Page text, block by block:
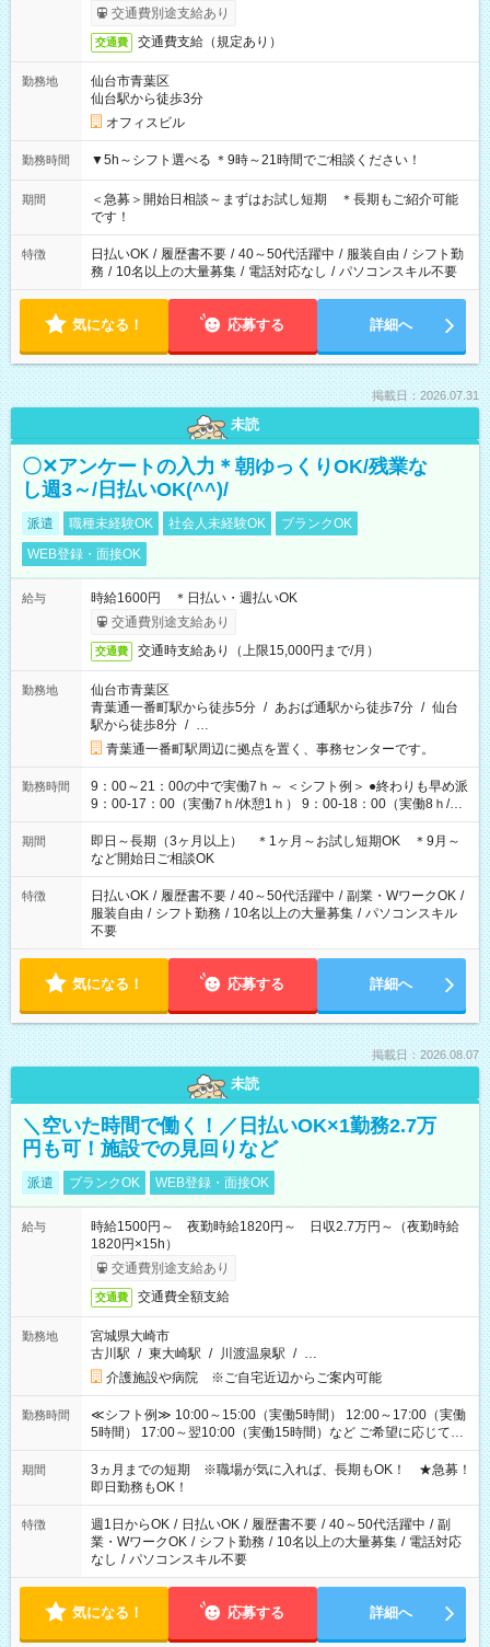
交通費別途支給あり
交通費 交通費支給（規定あり）
勤務地
仙台市青葉区
仙台駅から徒歩3分
オフィスビル
勤務時間 ▼5h～シフト選べる ＊9時～21時間でご相談ください！
期間
＜急募＞開始日相談～まずはお試し短期 ＊長期もご紹介可能
です！
特徴 日払いOK / 履歴書不要 / 40～50代活躍中 / 服装自由 / シフト勤
務 / 10名以上の大量募集 / 電話対応なし / パソコンスキル不要
気になる！ 応募する 詳細へ
掲載日：2026.07.31
未読
〇✕アンケートの入力＊朝ゆっくりOK/残業な
し週3～/日払いOK(^^)/
派遣 職種未経験OK 社会人未経験OK
ブランクOK
WEB登録・面接OK
給与
時給1600円 ＊日払い・週払いOK
交通費別途支給あり
交通費 交通時支給あり（上限15,000円まで/月）
勤務地
仙台市青葉区
青葉通一番町駅から徒歩5分 / あおば通駅から徒歩7分 / 仙台
駅から徒歩8分 / …
青葉通一番町駅周辺に拠点を置く、事務センターです。
勤務時間
9：00～21：00の中で実働7ｈ～ ＜シフト例＞ ●終わりも早め派
9：00-17：00（実働7ｈ/休憩1ｈ） 9：00-18：00（実働8ｈ/休
憩1ｈ） 10：00-19：00（実働8ｈ/休憩1ｈ） ●朝ゆっくり派
11：00-20：00（実働8ｈ/休憩1ｈ） 12：00-20：00（実働7ｈ/
休憩1ｈ） 12：00-21：00（実働8ｈ/休憩1ｈ） 13：00-22：
00（実働8ｈ/休憩1ｈ） ＊時間帯固定OK
期間
即日～長期（3ヶ月以上） ＊1ヶ月～お試し短期OK ＊9月～
など開始日ご相談OK
特徴 日払いOK / 履歴書不要 / 40～50代活躍中 / 副業・WワークOK /
服装自由 / シフト勤務 / 10名以上の大量募集 / パソコンスキル
不要
気になる！ 応募する 詳細へ
掲載日：2026.08.07
未読
＼空いた時間で働く！／日払いOK×1勤務2.7万
円も可！施設での見回りなど
派遣 ブランクOK WEB登録・面接OK
給与
時給1500円～ 夜勤時給1820円～ 日収2.7万円～（夜勤時給
1820円×15h）
交通費別途支給あり
交通費 交通費全額支給
勤務地
宮城県大崎市
古川駅 / 東大崎駅 / 川渡温泉駅 / …
介護施設や病院 ※ご自宅近辺からご案内可能
勤務時間
≪シフト例≫ 10:00～15:00（実働5時間） 12:00～17:00（実働
5時間） 17:00～翌10:00（実働15時間）など ご希望に応じて、
働く時間は調整できます！ お気軽に担当へ相談ください！
期間
3ヵ月までの短期 ※職場が気に入れば、長期もOK！ ★急募！
即日勤務もOK！
特徴 週1日からOK / 日払いOK / 履歴書不要 / 40～50代活躍中 / 副
業・WワークOK / シフト勤務 / 10名以上の大量募集 / 電話対応
なし / パソコンスキル不要
気になる！ 応募する 詳細へ